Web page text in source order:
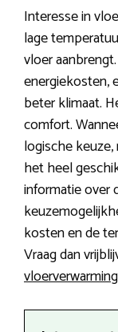
Interesse in
lage
vloer
energiekosten,
beter klimaat.
comfort.
logische
het heel
informatie over
kosten en de
Vraag dan